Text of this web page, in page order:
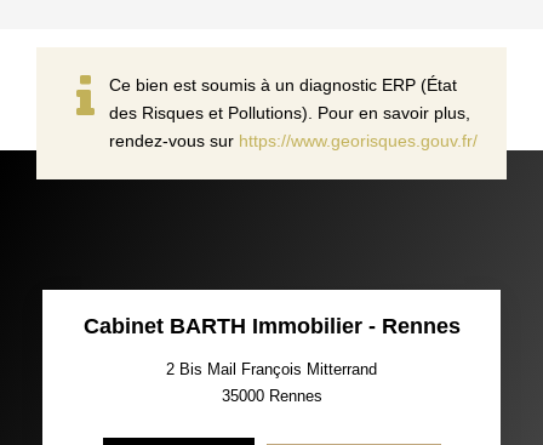
Ce bien est soumis à un diagnostic ERP (État
des Risques et Pollutions). Pour en savoir plus,
rendez-vous sur https://www.georisques.gouv.fr/
Cabinet BARTH Immobilier - Rennes
2 Bis Mail François Mitterrand
35000 Rennes